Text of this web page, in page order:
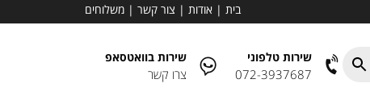
בית| אודות| צור קשר| משלוחים
שירות טלפוני
072-3937687
שירות בוואטסאפ
צרו קשר